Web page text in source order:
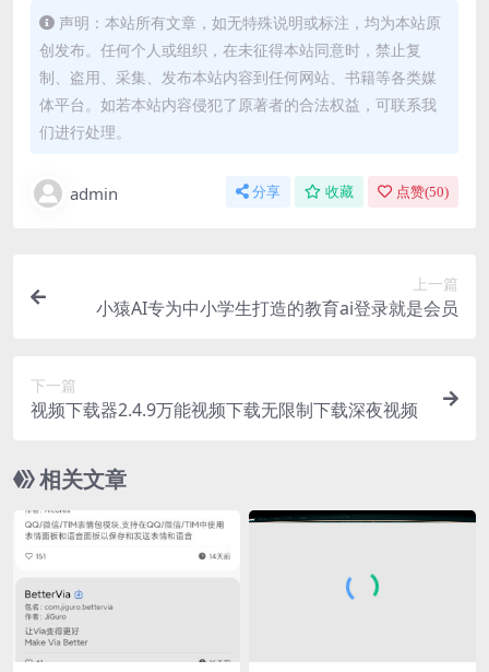
声明：本站所有文章，如无特殊说明或标注，均为本站原
创发布。任何个人或组织，在未征得本站同意时，禁止复
制、盗用、采集、发布本站内容到任何网站、书籍等各类媒
体平台。如若本站内容侵犯了原著者的合法权益，可联系我
们进行处理。
admin 分享 收藏 点赞(50)
上一篇
小猿AI专为中小学生打造的教育ai登录就是会员
下一篇
视频下载器2.4.9万能视频下载无限制下载深夜视频
相关文章